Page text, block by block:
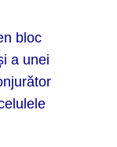
bloc
a unei